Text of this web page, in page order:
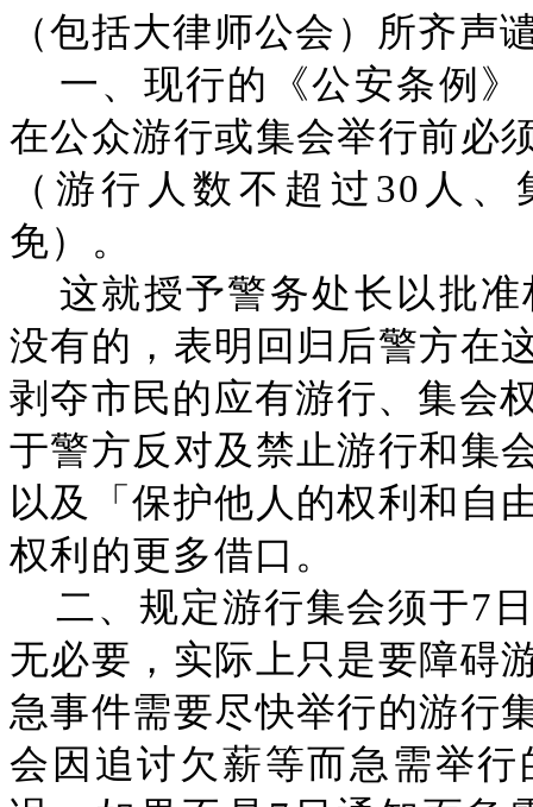
（包括大律师公会）所齐声
一、现行的《公安条例
在公众游行或集会举行前必
（游行人数不超过30人
免）。
这就授予警务处长以批
没有的，表明回归后警方在
剥夺市民的应有游行、集会
于警方反对及禁止游行和集
以及「保护他人的权利和自
权利的更多借口。
二、规定游行集会须于7
无必要，实际上只是要障碍
急事件需要尽快举行的游行
会因追讨欠薪等而急需举